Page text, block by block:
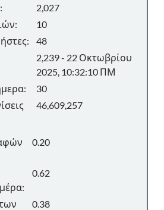
2,027
10
48
2,239 - 22 Οκτωβρίου
2025, 10:32:10 ΠΜ
30
46,609,257
0.20
0.62
0.38